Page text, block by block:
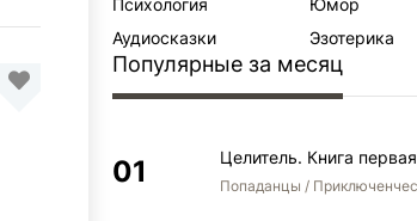
Психология
Юмор
Аудиосказки
Эзотерика
Популярные за месяц
Целитель. Книга первая